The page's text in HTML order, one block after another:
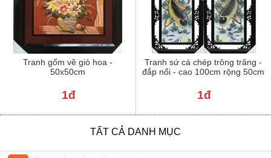
Tranh gốm vẽ giỏ hoa -
50x50cm
1đ
Tranh sứ cá chép trông trăng -
đắp nổi - cao 100cm rộng 50cm
1đ
TẤT CẢ DANH MỤC